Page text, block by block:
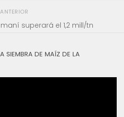
ANTERIOR
superará el 1,2 mill/tn
SIEMBRA DE MAÍZ DE LA